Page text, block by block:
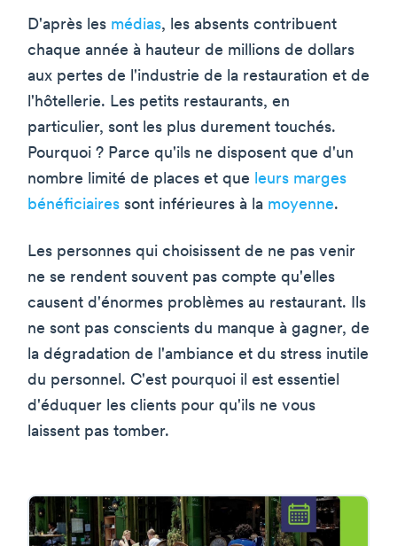
D'après les médias, les absents contribuent
chaque année à hauteur de millions de dollars
aux pertes de l'industrie de la restauration et de
l'hôtellerie. Les petits restaurants, en
particulier, sont les plus durement touchés.
Pourquoi ? Parce qu'ils ne disposent que d'un
nombre limité de places et que leurs marges
bénéficiaires sont inférieures à la moyenne.
Les personnes qui choisissent de ne pas venir
ne se rendent souvent pas compte qu'elles
causent d'énormes problèmes au restaurant. Ils
ne sont pas conscients du manque à gagner, de
la dégradation de l'ambiance et du stress inutile
du personnel. C'est pourquoi il est essentiel
d'éduquer les clients pour qu'ils ne vous
laissent pas tomber.